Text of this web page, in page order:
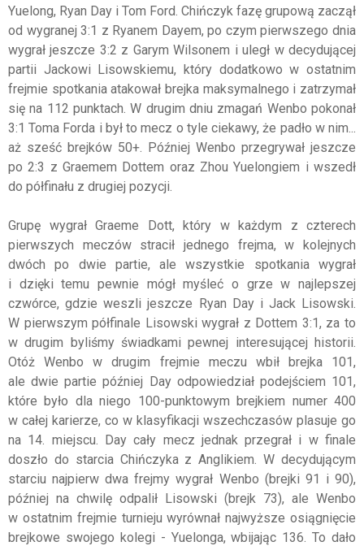
Yuelong, Ryan Day i Tom Ford. Chińczyk fazę grupową zaczął
od wygranej 3:1 z Ryanem Dayem, po czym pierwszego dnia
wygrał jeszcze 3:2 z Garym Wilsonem i uległ w decydującej
partii Jackowi Lisowskiemu, który dodatkowo w ostatnim
frejmie spotkania atakował brejka maksymalnego i zatrzymał
się na 112 punktach. W drugim dniu zmagań Wenbo pokonał
3:1 Toma Forda i był to mecz o tyle ciekawy, że padło w nim...
aż sześć brejków 50+. Później Wenbo przegrywał jeszcze
po 2:3 z Graemem Dottem oraz Zhou Yuelongiem i wszedł
do półfinału z drugiej pozycji.
Grupę wygrał Graeme Dott, który w każdym z czterech
pierwszych meczów stracił jednego frejma, w kolejnych
dwóch po dwie partie, ale wszystkie spotkania wygrał
i dzięki temu pewnie mógł myśleć o grze w najlepszej
czwórce, gdzie weszli jeszcze Ryan Day i Jack Lisowski.
W pierwszym półfinale Lisowski wygrał z Dottem 3:1, za to
w drugim byliśmy świadkami pewnej interesującej historii.
Otóż Wenbo w drugim frejmie meczu wbił brejka 101,
ale dwie partie później Day odpowiedział podejściem 101,
które było dla niego 100-punktowym brejkiem numer 400
w całej karierze, co w klasyfikacji wszechczasów plasuje go
na 14. miejscu. Day cały mecz jednak przegrał i w finale
doszło do starcia Chińczyka z Anglikiem. W decydującym
starciu najpierw dwa frejmy wygrał Wenbo (brejki 91 i 90),
później na chwilę odpalił Lisowski (brejk 73), ale Wenbo
w ostatnim frejmie turnieju wyrównał najwyższe osiągnięcie
brejkowe swojego kolegi - Yuelonga, wbijając 136. To dało